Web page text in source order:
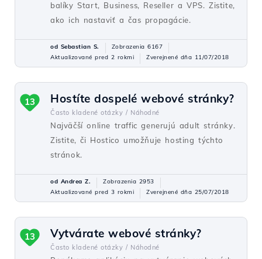
balíky Start, Business, Reseller a VPS. Zistite,
ako ich nastaviť a čas propagácie.
od Sebastian S.
Zobrazenia 6167
Aktualizované pred 2 rokmi
Zverejnené dňa 11/07/2018
Hostíte dospelé webové stránky?
Často kladené otázky / Náhodné
Najväčší online traffic generujú adult stránky.
Zistite, či Hostico umožňuje hosting týchto
stránok.
13
od Andrea Z.
Zobrazenia 2953
Aktualizované pred 3 rokmi
Zverejnené dňa 25/07/2018
Vytvárate webové stránky?
Často kladené otázky / Náhodné
13